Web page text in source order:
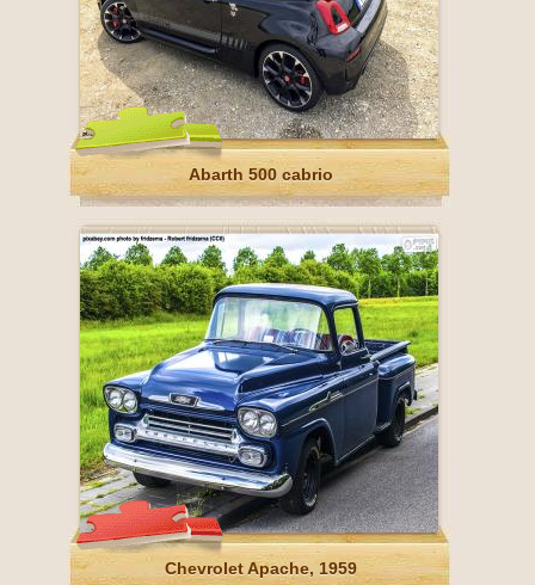
Abarth 500 cabrio
Chevrolet Apache, 1959